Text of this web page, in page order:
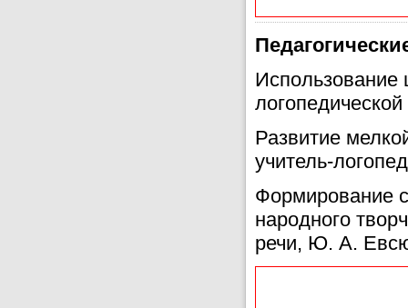
Использование
Развитие
учитель-логопед
Формирование
народного
речи, Ю. А.